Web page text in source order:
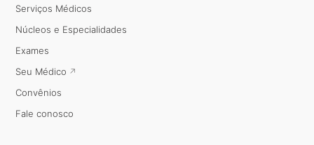
Serviços Médicos
Núcleos e Especialidades
Exames
Seu Médico
Convênios
Fale conosco